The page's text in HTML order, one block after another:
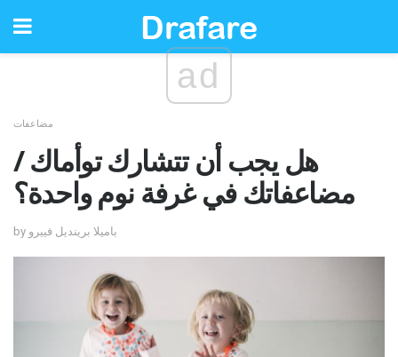
ad
مضاعفات
هل يجب أن تتشارك توأماك /
مضاعفاتك في غرفة نوم واحدة؟
by باميلا برينديل فييرو